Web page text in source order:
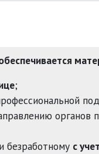
;
органов
безработному с